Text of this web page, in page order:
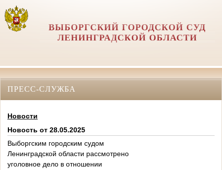
ВЫБОРГСКИЙ ГОРОДСКОЙ СУД
ЛЕНИНГРАДСКОЙ ОБЛАСТИ
ПРЕСС-СЛУЖБА
Новости
Новость от 28.05.2025
Выборгским городским судом
Ленинградской области рассмотрено
уголовное дело в отношении